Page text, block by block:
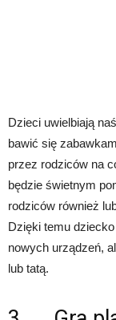
Dzieci uwielbiają
bawić się
przez rodziców na
będzie świetnym
rodziców również
Dzięki temu
nowych urządzeń,
lub tatą.